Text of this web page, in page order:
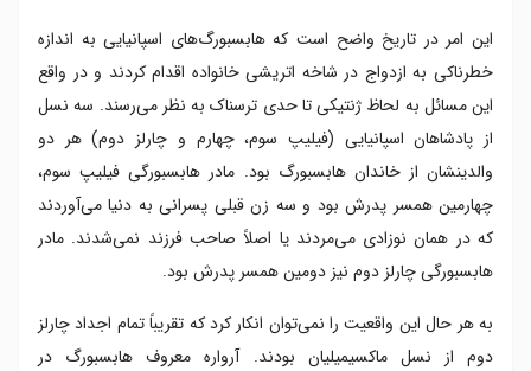
این امر در تاریخ واضح است که هابسبورگ‌های اسپانیایی به اندازه
خطرناکی به ازدواج در شاخه اتریشی خانواده اقدام کردند و در واقع
این مسائل به لحاظ ژنتیکی تا حدی ترسناک به نظر می‌رسند. سه نسل
از پادشاهان اسپانیایی (فیلیپ سوم، چهارم و چارلز دوم) هر دو
والدینشان از خاندان هابسبورگ بود. مادر هابسبورگی فیلیپ سوم،
چهارمین همسر پدرش بود و سه زن قبلی پسرانی به دنیا می‌آوردند
که در همان نوزادی می‌مردند یا اصلاً صاحب فرزند نمی‌شدند. مادر
هابسبورگی چارلز دوم نیز دومین همسر پدرش بود.
به هر حال این واقعیت را نمی‌توان انکار کرد که تقریباً تمام اجداد چارلز
دوم از نسل ماکسیمیلیان بودند. آرواره معروف هابسبورگ در